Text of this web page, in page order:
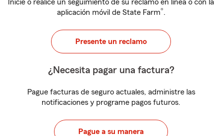
Inicie o realice un seguimiento de su reclamo en línea o con la
aplicación móvil de State Farm®.
Presente un reclamo
¿Necesita pagar una factura?
Pague facturas de seguro actuales, administre las
notificaciones y programe pagos futuros.
Pague a su manera